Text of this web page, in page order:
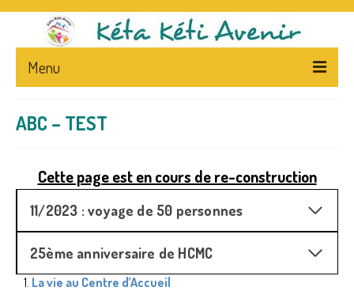
Menu
PRESENTATION
STATUTS – FLYERS
NEWS
ABC – TEST
Cette page est en cours de re-construction
11/2023 : voyage de 50 personnes
25ème anniversaire de HCMC
La vie au Centre d’Accueil